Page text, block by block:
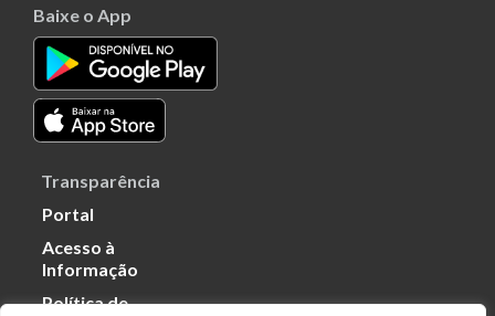
Baixe o App
Transparência
Portal
Acesso à
Informação
Política de